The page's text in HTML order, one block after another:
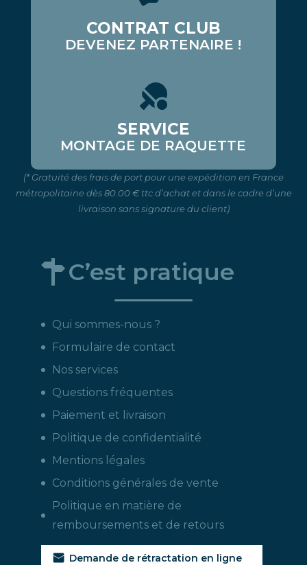
CONTRAT CLUB
DEVENEZ PARTENAIRE !
SERVICE
MONTAGE DE RAQUETTE
(* Gratuité des frais de port pour une expédition en France
métropolitaine dès 80.00 € ttc d’achat et dans le cadre d’une
livraison sans signature du client)
C’est pratique
Qui sommes-nous ?
Formulaire de contact
Nos services
Questions fréquentes
Paiement et livraison
Politique de confidentialité
Mentions légales
Conditions générales de vente
Politique en matière de
remboursements et de retours
Demande de rétractation en ligne